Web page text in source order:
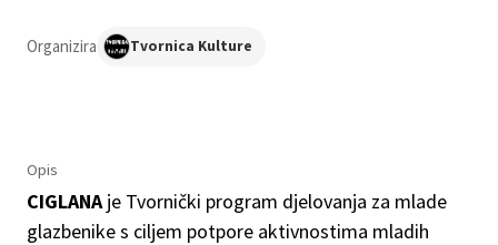
Organizira Tvornica Kulture
Opis
CIGLANAje Tvornički program djelovanja za mlade
glazbenike s ciljem potpore aktivnostima mladih